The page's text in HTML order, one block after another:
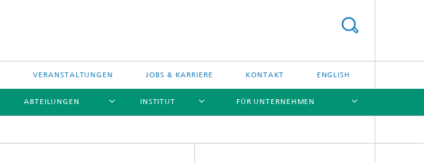
VERANSTALTUNGEN JOBS & KARRIERE KONTAKT ENGLISH
ABTEILUNGEN INSTITUT FÜR UNTERNEHMEN